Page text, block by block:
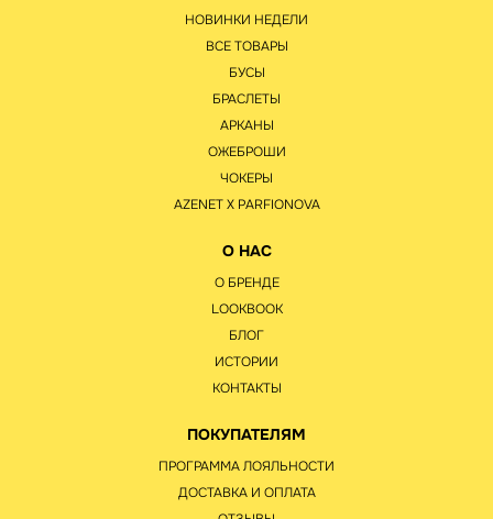
НОВИНКИ НЕДЕЛИ
ВСЕ ТОВАРЫ
БУСЫ
БРАСЛЕТЫ
АРКАНЫ
ОЖЕБРОШИ
ЧОКЕРЫ
AZENET Х PARFIONOVA
О НАС
О БРЕНДЕ
LOOKBOOK
БЛОГ
ИСТОРИИ
КОНТАКТЫ
ПОКУПАТЕЛЯМ
ПРОГРАММА ЛОЯЛЬНОСТИ
ДОСТАВКА И ОПЛАТА